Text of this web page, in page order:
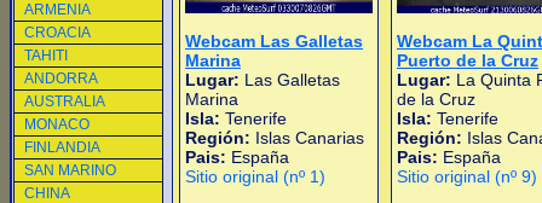
ARMENIA
CROACIA
TAHITI
ANDORRA
AUSTRALIA
MONACO
FINLANDIA
SAN MARINO
CHINA
Webcam Las Galletas
Marina
Lugar: Las Galletas
Marina
Isla: Tenerife
Región: Islas Canarias
Pais: España
Sitio original (nº 1)
Webcam La
Puerto de la Cruz
Lugar: La Quinta
de la Cruz
Isla: Tenerife
Región: Islas
Pais: España
Sitio original (nº 9)